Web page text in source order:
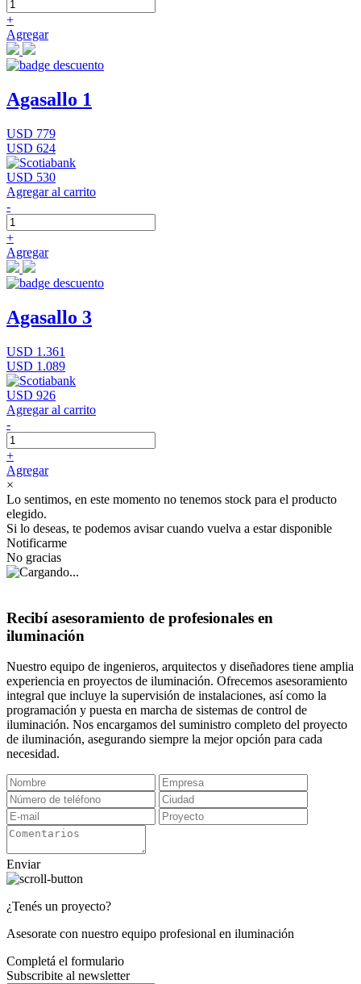
+
Agregar
Agasallo 1
USD 779
USD 624
USD 530
Agregar al carrito
-
+
Agregar
Agasallo 3
USD 1.361
USD 1.089
USD 926
Agregar al carrito
-
+
Agregar
×
Lo sentimos, en este momento no tenemos stock para el producto
elegido.
Si lo deseas, te podemos avisar cuando vuelva a estar disponible
Notificarme
No gracias
Recibí asesoramiento de profesionales en
iluminación
Nuestro equipo de ingenieros, arquitectos y diseñadores tiene amplia
experiencia en proyectos de iluminación. Ofrecemos asesoramiento
integral que incluye la supervisión de instalaciones, así como la
programación y puesta en marcha de sistemas de control de
iluminación. Nos encargamos del suministro completo del proyecto
de iluminación, asegurando siempre la mejor opción para cada
necesidad.
Enviar
¿Tenés un proyecto?
Asesorate con nuestro equipo profesional en iluminación
Completá el formulario
Subscribite al newsletter